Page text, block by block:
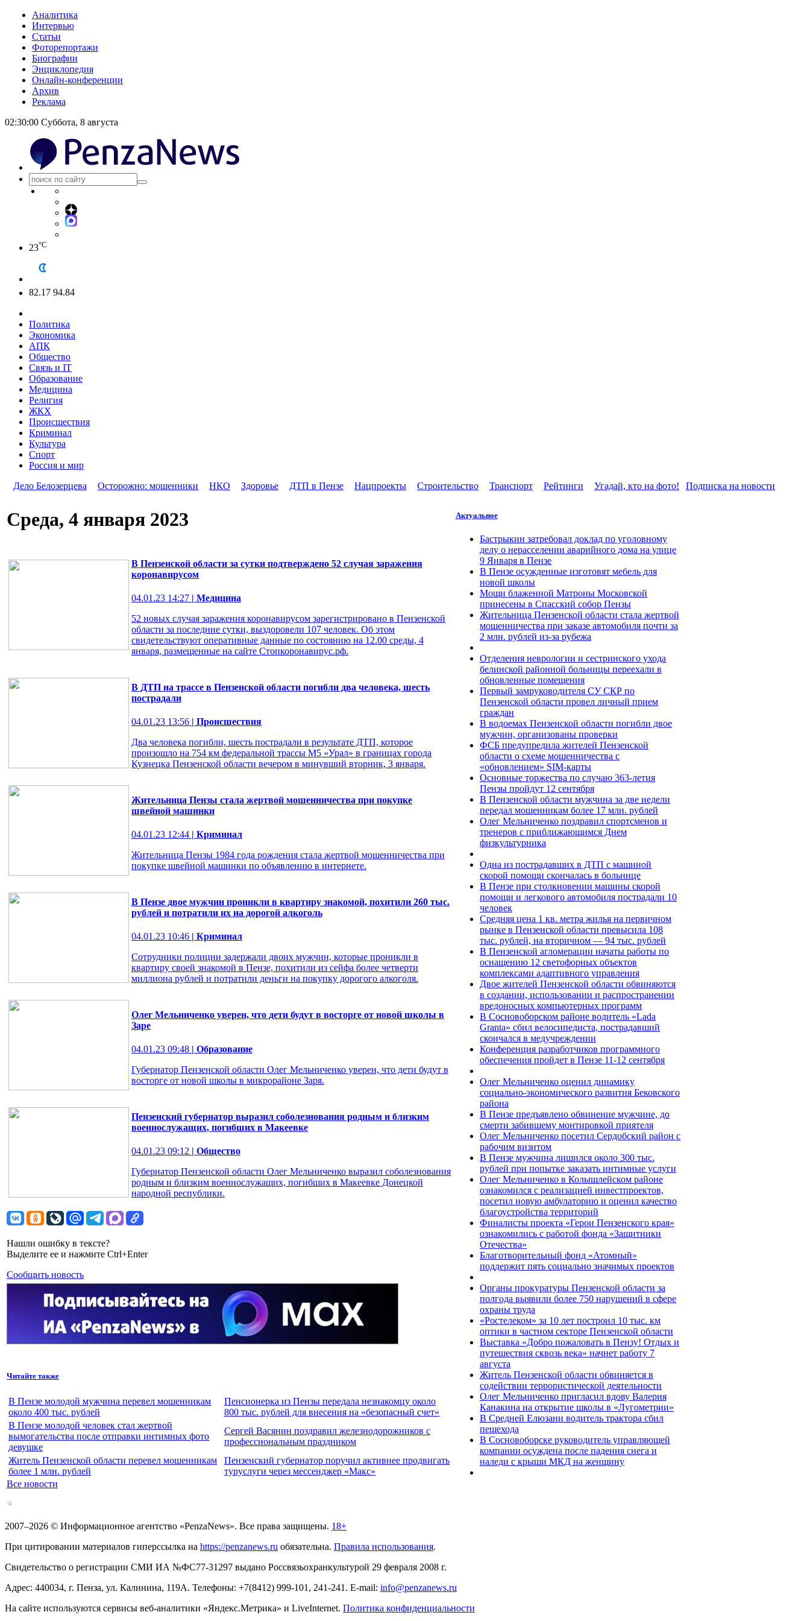
Аналитика
Интервью
Статьи
Фоторепортажи
Биографии
Энциклопедия
Онлайн-конференции
Архив
Реклама
02:30:00 Суббота, 8 августа
23°C
82.17 94.84
Политика
Экономика
АПК
Общество
Связь и IT
Образование
Медицина
Религия
ЖКХ
Происшествия
Криминал
Культура
Спорт
Россия и мир
Дело Белозерцева
Осторожно: мошенники НКО Здоровье ДТП в Пензе Нацпроекты Строительство Транспорт Рейтинги Угадай, кто на фото! Подписка на новости
Среда, 4 января 2023
В Пензенской области за сутки подтверждено 52 случая заражения
коронавирусом
04.01.23 14:27 | Медицина
52 новых случая заражения коронавирусом зарегистрировано в Пензенской
области за последние сутки, выздоровели 107 человек. Об этом
свидетельствуют оперативные данные по состоянию на 12.00 среды, 4
января, размещенные на сайте Стопкоронавирус.рф.
В ДТП на трассе в Пензенской области погибли два человека, шесть
пострадали
04.01.23 13:56 | Происшествия
Два человека погибли, шесть пострадали в результате ДТП, которое
произошло на 754 км федеральной трассы М5 «Урал» в границах города
Кузнецка Пензенской области вечером в минувший вторник, 3 января.
Жительница Пензы стала жертвой мошенничества при покупке
швейной машинки
04.01.23 12:44 | Криминал
Жительница Пензы 1984 года рождения стала жертвой мошенничества при
покупке швейной машинки по объявлению в интернете.
В Пензе двое мужчин проникли в квартиру знакомой, похитили 260 тыс.
рублей и потратили их на дорогой алкоголь
04.01.23 10:46 | Криминал
Сотрудники полиции задержали двоих мужчин, которые проникли в
квартиру своей знакомой в Пензе, похитили из сейфа более четверти
миллиона рублей и потратили деньги на покупку дорогого алкоголя.
Олег Мельниченко уверен, что дети будут в восторге от новой школы в
Заре
04.01.23 09:48 | Образование
Губернатор Пензенской области Олег Мельниченко уверен, что дети будут в
восторге от новой школы в микрорайоне Заря.
Пензенский губернатор выразил соболезнования родным и близким
военнослужащих, погибших в Макеевке
04.01.23 09:12 | Общество
Губернатор Пензенской области Олег Мельниченко выразил соболезнования
родным и близким военнослужащих, погибших в Макеевке Донецкой
народной республики.
Нашли ошибку в тексте?
Выделите ее и нажмите Ctrl+Enter
Сообщить новость
Читайте также
В Пензе молодой мужчина перевел мошенникам
около 400 тыс. рублей
Пенсионерка из Пензы передала незнакомцу около
800 тыс. рублей для внесения на «безопасный счет»
В Пензе молодой человек стал жертвой
вымогательства после отправки интимных фото
девушке
Сергей Васянин поздравил железнодорожников с
профессиональным праздником
Житель Пензенской области перевел мошенникам
более 1 млн. рублей
Пензенский губернатор поручил активнее продвигать
туруслуги через мессенджер «Макс»
Все новости
Актуальное
Бастрыкин затребовал доклад по уголовному
делу о нерасселении аварийного дома на улице
9 Января в Пензе
В Пензе осужденные изготовят мебель для
новой школы
Мощи блаженной Матроны Московской
принесены в Спасский собор Пензы
Жительница Пензенской области стала жертвой
мошенничества при заказе автомобиля почти за
2 млн. рублей из-за рубежа
Отделения неврологии и сестринского ухода
белинской районной больницы переехали в
обновленные помещения
Первый замруководителя СУ СКР по
Пензенской области провел личный прием
граждан
В водоемах Пензенской области погибли двое
мужчин, организованы проверки
ФСБ предупредила жителей Пензенской
области о схеме мошенничества c
«обновлением» SIM-карты
Основные торжества по случаю 363-летия
Пензы пройдут 12 сентября
В Пензенской области мужчина за две недели
передал мошенникам более 17 млн. рублей
Олег Мельниченко поздравил спортсменов и
тренеров с приближающимся Днем
физкультурника
Одна из пострадавших в ДТП с машиной
скорой помощи скончалась в больнице
В Пензе при столкновении машины скорой
помощи и легкового автомобиля пострадали 10
человек
Средняя цена 1 кв. метра жилья на первичном
рынке в Пензенской области превысила 108
тыс. рублей, на вторичном — 94 тыс. рублей
В Пензенской агломерации начаты работы по
оснащению 12 светофорных объектов
комплексами адаптивного управления
Двое жителей Пензенской области обвиняются
в создании, использовании и распространении
вредоносных компьютерных программ
В Сосновоборском районе водитель «Lada
Granta» сбил велосипедиста, пострадавший
скончался в медучреждении
Конференция разработчиков программного
обеспечения пройдет в Пензе 11-12 сентября
Олег Мельниченко оценил динамику
социально-экономического развития Бековского
района
В Пензе предъявлено обвинение мужчине, до
смерти забившему монтировкой приятеля
Олег Мельниченко посетил Сердобский район с
рабочим визитом
В Пензе мужчина лишился около 300 тыс.
рублей при попытке заказать интимные услуги
Олег Мельниченко в Колышлейском районе
ознакомился с реализацией инвестпроектов,
посетил новую амбулаторию и оценил качество
благоустройства территорий
Финалисты проекта «Герои Пензенского края»
ознакомились с работой фонда «Защитники
Отечества»
Благотворительный фонд «Атомный»
поддержит пять социально значимых проектов
Органы прокуратуры Пензенской области за
полгода выявили более 750 нарушений в сфере
охраны труда
«Ростелеком» за 10 лет построил 10 тыс. км
оптики в частном секторе Пензенской области
Выставка «Добро пожаловать в Пензу! Отдых и
путешествия сквозь века» начнет работу 7
августа
Житель Пензенской области обвиняется в
содействии террористической деятельности
Олег Мельниченко пригласил вдову Валерия
Канакина на открытие школы в «Лугометрии»
В Средней Елюзани водитель трактора сбил
пешехода
В Сосновоборске руководитель управляющей
компании осуждена после падения снега и
наледи с крыши МКД на женщину
2007–2026 © Информационное агентство «PenzaNews». Все права защищены. 18+
При цитировании материалов гиперссылка на https://penzanews.ru обязательна. Правила использования.
Свидетельство о регистрации СМИ ИА №ФС77-31297 выдано Россвязьохранкультурой 29 февраля 2008 г.
Адрес: 440034, г. Пенза, ул. Калинина, 119А. Телефоны: +7(8412) 999-101, 241-241 . E-mail: info@penzanews.ru
На сайте используются сервисы веб-аналитики «Яндекс.Метрика» и LiveInternet. Политика конфиденциальности